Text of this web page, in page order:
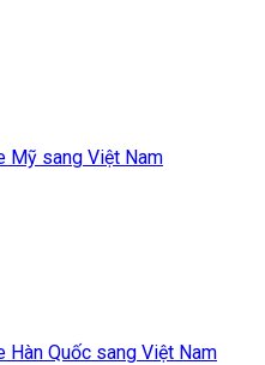
Mỹ sang Việt Nam
Quốc sang Việt Nam